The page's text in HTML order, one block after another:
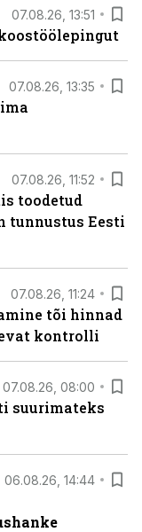
07.08.26, 13:51
07.08.26, 13:35
07.08.26, 11:52
toodetud
tunnustus Eesti
07.08.26, 11:24
tõi hinnad
kontrolli
07.08.26, 08:00
suurimateks
06.08.26, 14:44